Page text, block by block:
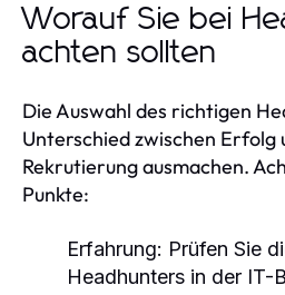
Worauf Sie bei
achten sollten
Die Auswahl des richtigen
Unterschied zwischen Erfolg
Rekrutierung ausmachen.
Punkte:
Erfahrung: Prüfen Sie
Headhunters in der IT-